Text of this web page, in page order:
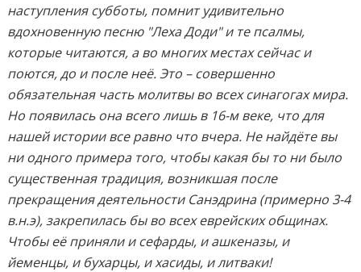
наступления субботы, помнит удивительно
вдохновенную песню "Леха Доди" и те псалмы,
которые читаются, а во многих местах сейчас и
поются, до и после неё. Это – совершенно
обязательная часть молитвы во всех синагогах мира.
Но появилась она всего лишь в 16-м веке, что для
нашей истории все равно что вчера. Не найдёте вы
ни одного примера того, чтобы какая бы то ни было
существенная традиция, возникшая после
прекращения деятельности Санэдрина (примерно 3-4
в.н.э), закрепилась бы во всех еврейских общинах.
Чтобы её приняли и сефарды, и ашкеназы, и
йеменцы, и бухарцы, и хасиды, и литваки!